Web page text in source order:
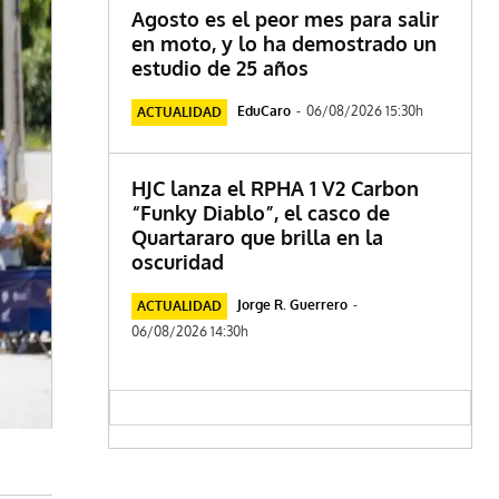
Agosto es el peor mes para salir
en moto, y lo ha demostrado un
estudio de 25 años
ACTUALIDAD EduCaro - 06/08/2026 15:30h
HJC lanza el RPHA 1 V2 Carbon
“Funky Diablo”, el casco de
Quartararo que brilla en la
oscuridad
ACTUALIDAD Jorge R. Guerrero -
06/08/2026 14:30h